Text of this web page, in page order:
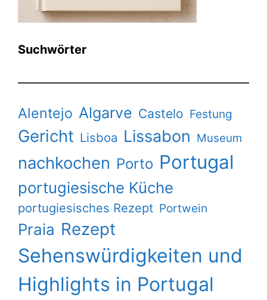
Suchwörter
Alentejo Algarve Castelo Festung
Gericht Lisboa Lissabon Museum
nachkochen Porto Portugal
portugiesische Küche
portugiesisches Rezept Portwein
Praia Rezept
Sehenswürdigkeiten und
Highlights in Portugal